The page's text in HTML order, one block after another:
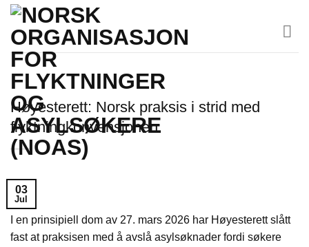
Skip
content
Høyesterett: Norsk praksis i strid med
flyktningkonvensjonen
03
Jul
I en prinsipiell dom av 27. mars 2026 har Høyesterett slått
fast at praksisen med å avslå asylsøknader fordi søkere